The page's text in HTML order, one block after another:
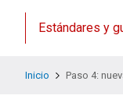
Estándares y
Inicio Paso 4: